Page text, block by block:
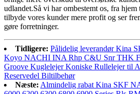
udlandet.Så vi har ombestemt os, fra
tilbyde vores kunder mere profit og ser
gøre forretninger.
Tidligere: Pålidelig leverandør Kina
Koyo NACHI INA Rhp C&U Snr THK
Groove Kuglelejer Koniske Rullelejer til
Reservedel Biltilbehør
Næste: Almindelig rabat Kina SKF